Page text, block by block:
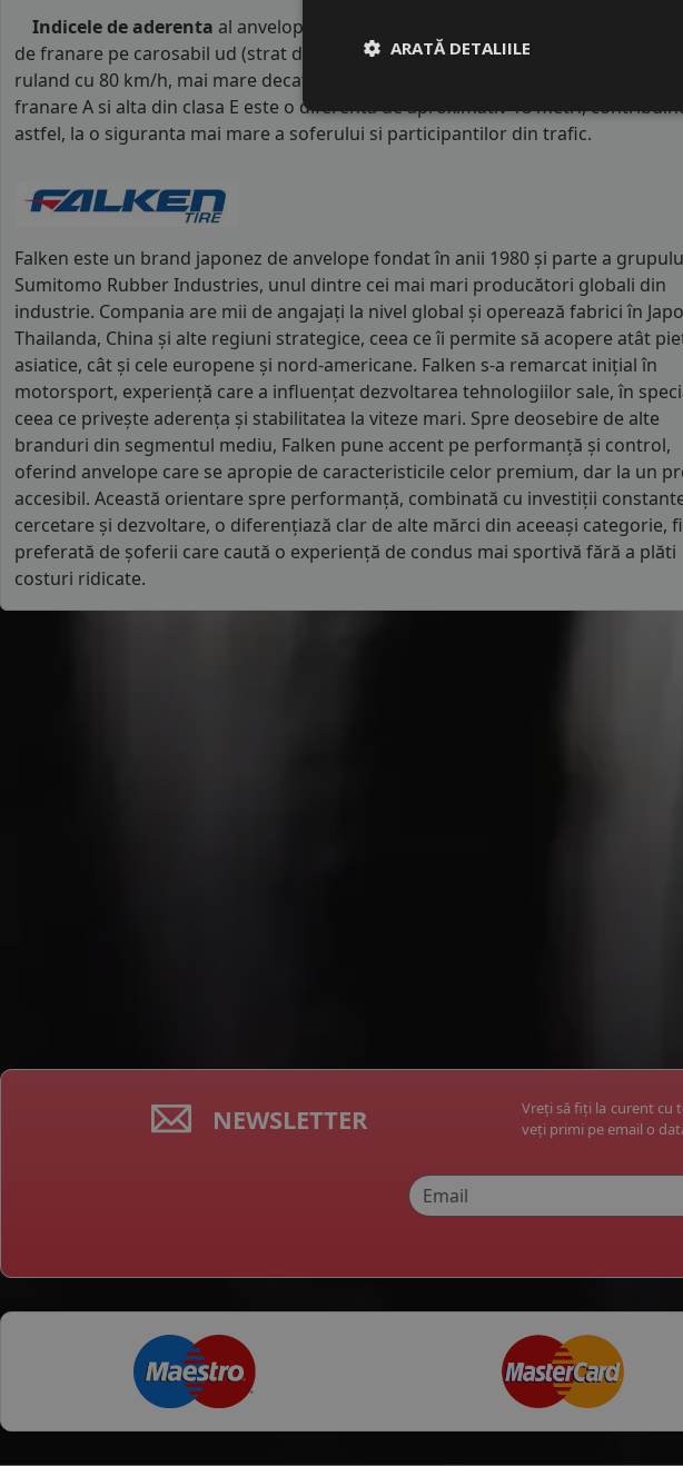
Indicele de aderenta al anvelopei este
. Acest tip de anvelope va avea o
de franare pe carosabil ud (strat de apa intre 0.5 mm si 1.5 mm) cu 4 anvelope cu
ruland cu 80 km/h, mai mare decat clasele superioare. Intre o anvelopa din
franare A si alta din clasa E este o diferenta de aproximativ 18 metri,
astfel, la o siguranta mai mare a soferului si participantilor din trafic.
Falken este un brand japonez de anvelope fondat în anii 1980 și parte a
Sumitomo Rubber Industries, unul dintre cei mai mari producători globali din
industrie. Compania are mii de angajați la nivel global și operează fabrici în
Thailanda, China și alte regiuni strategice, ceea ce îi permite să acopere atât
asiatice, cât și cele europene și nord-americane. Falken s-a remarcat inițial în
motorsport, experiență care a influențat dezvoltarea tehnologiilor sale, în
ceea ce privește aderența și stabilitatea la viteze mari. Spre deosebire de alte
branduri din segmentul mediu, Falken pune accent pe performanță și control,
oferind anvelope care se apropie de caracteristicile celor premium, dar la un
accesibil. Această orientare spre performanță, combinată cu investiții
cercetare și dezvoltare, o diferențiază clar de alte mărci din aceeași categorie,
preferată de șoferii care caută o experiență de condus mai sportivă fără a plăti
costuri ridicate.
NEWSLETTER
Vreți să fiți la curent cu
veți primi pe email o
ARATĂ DETALIILE